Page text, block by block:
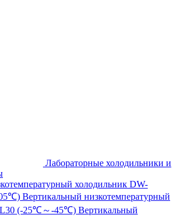
Лабораторные холодильники и
холодильник DW-
Вертикальный низкотемпературный
(-25℃～-45℃) Вертикальный